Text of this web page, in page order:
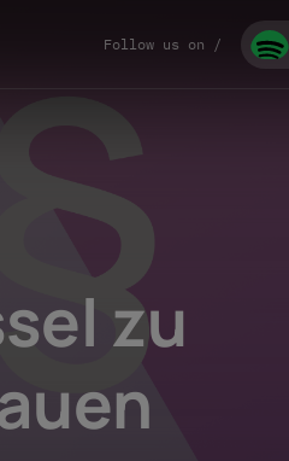
Follow us on /
zu